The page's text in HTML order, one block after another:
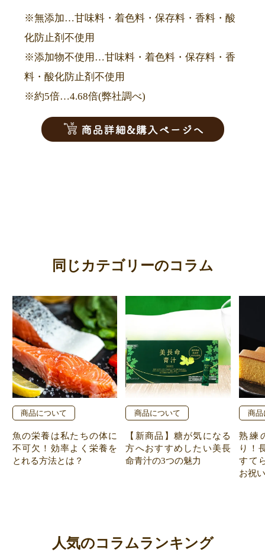
※無添加…甘味料・着色料・保存料・香料・酸
化防止剤不使用
※添加物不使用…甘味料・着色料・保存料・香
料・酸化防止剤不使用
※約5倍…4.68倍(弊社調べ)
同じカテゴリーのコラム
商品について
魚の栄養は私たちの体に
不可欠！効率よく栄養を
とれる方法とは？
商品について
【新商品】糖が気になる
方へおすすめしたい美長
命青汁の3つの魅力
商品
熟練
り！
すて
お祝
人気のコラムランキング